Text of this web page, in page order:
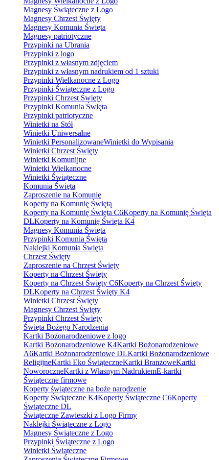
Magnesy Świąteczne z Logo
Magnesy Chrzest Święty
Magnesy Komunia Święta
Magnesy patriotyczne
Przypinki na Ubrania
Przypinki z logo
Przypinki z własnym zdjęciem
Przypinki z własnym nadrukiem od 1 sztuki
Przypinki Wielkanocne z Logo
Przypinki Świąteczne z Logo
Przypinki Chrzest Święty
Przypinki Komunia Święta
Przypinki patriotyczne
Winietki na Stół
Winietki Uniwersalne
Winietki PersonalizowaneWinietki do Wypisania
Winietki Chrzest Święty
Winietki Komunijne
Winietki Wielkanocne
Winietki Świąteczne
Komunia Święta
Zaproszenie na Komunię
Koperty na Komunię Świętą
Koperty na Komunię Święta C6Koperty na Komunię Święta
DLKoperty na Komunię Święta K4
Magnesy Komunia Święta
Przypinki Komunia Święta
Naklejki Komunia Święta
Chrzest Święty
Zaproszenie na Chrzest Święty
Koperty na Chrzest Święty
Koperty na Chrzest Święty C6Koperty na Chrzest Święty
DLKoperty na Chrzest Święty K4
Winietki Chrzest Święty
Magnesy Chrzest Święty
Przypinki Chrzest Święty
Święta Bożego Narodzenia
Kartki Bożonarodzeniowe z logo
Kartki Bożonarodzeniowe K4Kartki Bożonarodzeniowe
A6Kartki Bożonarodzeniowe DLKartki Bożonarodzeniowe
ReligijneKartki Eko ŚwiąteczneKartki BranżoweKartki
NoworoczneKartki z Własnym NadrukiemE-kartki
Świąteczne firmowe
Koperty świąteczne na boże narodzenie
Koperty Świąteczne K4Koperty Świąteczne C6Koperty
Świąteczne DL
Świąteczne Zawieszki z Logo Firmy
Naklejki Świąteczne z Logo
Magnesy Świąteczne z Logo
Przypinki Świąteczne z Logo
Winietki Świąteczne